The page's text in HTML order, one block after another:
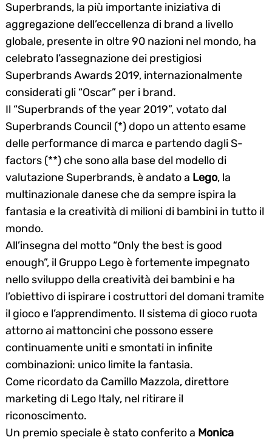
Superbrands, la più importante iniziativa di
aggregazione dell’eccellenza di brand a livello
globale, presente in oltre 90 nazioni nel mondo, ha
celebrato l’assegnazione dei prestigiosi
Superbrands Awards 2019, internazionalmente
considerati gli “Oscar” per i brand.
Il “Superbrands of the year 2019”, votato dal
Superbrands Council (*) dopo un attento esame
delle performance di marca e partendo dagli S-
factors (**) che sono alla base del modello di
valutazione Superbrands, è andato a Lego, la
multinazionale danese che da sempre ispira la
fantasia e la creatività di milioni di bambini in tutto il
mondo.
All’insegna del motto “Only the best is good
enough”, il Gruppo Lego è fortemente impegnato
nello sviluppo della creatività dei bambini e ha
l’obiettivo di ispirare i costruttori del domani tramite
il gioco e l’apprendimento. Il sistema di gioco ruota
attorno ai mattoncini che possono essere
continuamente uniti e smontati in infinite
combinazioni: unico limite la fantasia.
Come ricordato da Camillo Mazzola, direttore
marketing di Lego Italy, nel ritirare il
riconoscimento.
Un premio speciale è stato conferito a Monica